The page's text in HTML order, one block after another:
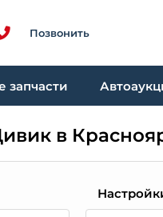
Позвонить
запчасти
в